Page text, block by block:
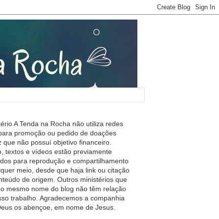
A Tenda na Rocha não utiliza redes
promoção ou pedido de doações
que não possuí objetivo financeiro.
textos e vídeos estão previamente
para reprodução e compartilhamento
meio, desde que haja link ou citação
de origem. Outros ministérios que
mesmo nome do blog não têm relação
trabalho. Agradecemos a companhia
os abençoe, em nome de Jesus.